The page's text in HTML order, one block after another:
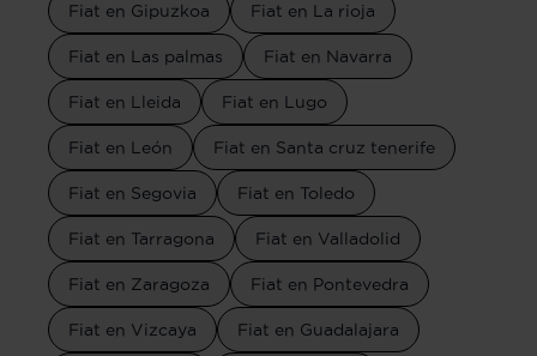
Fiat en Gipuzkoa Fiat en La rioja
Fiat en Las palmas Fiat en Navarra
Fiat en Lleida Fiat en Lugo
Fiat en León Fiat en Santa cruz tenerife
Fiat en Segovia Fiat en Toledo
Fiat en Tarragona Fiat en Valladolid
Fiat en Zaragoza Fiat en Pontevedra
Fiat en Vizcaya Fiat en Guadalajara